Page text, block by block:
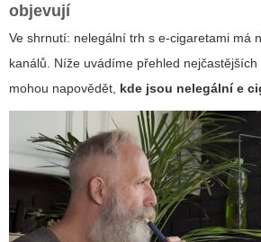
objevují
Ve shrnutí: nelegální trh s e-cigaretami má
kanálů. Níže uvádíme přehled
mohou napovědět, kde jsou nelegální e